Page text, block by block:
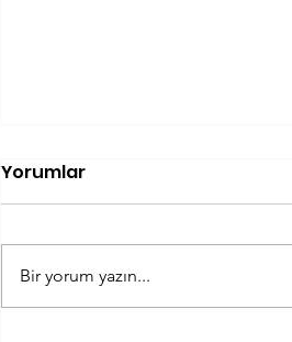
Yorumlar
Bir yorum yazın...